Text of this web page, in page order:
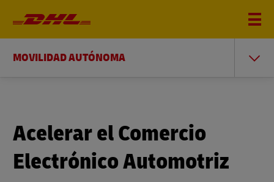
MOVILIDAD AUTÓNOMA
Acelerar el Comercio
Electrónico Automotriz